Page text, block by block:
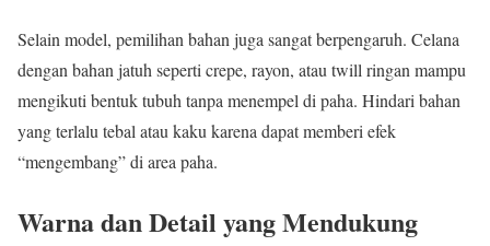
Selain model, pemilihan bahan juga sangat berpengaruh. Celana
dengan bahan jatuh seperti crepe, rayon, atau twill ringan mampu
mengikuti bentuk tubuh tanpa menempel di paha. Hindari bahan
yang terlalu tebal atau kaku karena dapat memberi efek
“mengembang” di area paha.
Warna dan Detail yang Mendukung